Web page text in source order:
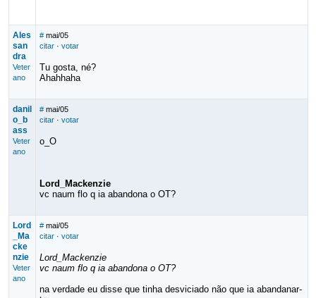
Ales
san
dra
Veter
ano
# mai/05
citar· votar
Tu gosta, né?
Ahahhaha
danil
o_b
ass
Veter
ano
# mai/05
citar· votar
o_O
Lord_Mackenzie
vc naum flo q ia abandona o OT?
Lord
_Ma
cke
nzie
Veter
ano
# mai/05
citar· votar
Lord_Mackenzie
vc naum flo q ia abandona o OT?
na verdade eu disse que tinha desviciado não que ia abandanar-